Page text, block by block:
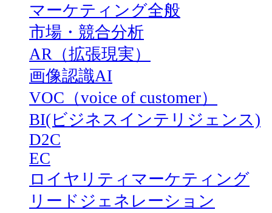
マーケティング全般
市場・競合分析
AR（拡張現実）
画像認識AI
VOC（voice of customer）
BI(ビジネスインテリジェンス)
D2C
EC
ロイヤリティマーケティング
リードジェネレーション